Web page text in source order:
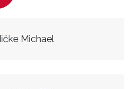
Michael